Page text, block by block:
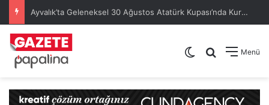
Ayvalık’ta Geleneksel 30 Ağustos Atatürk Kupası’nda Kura Heyecanı Yaşandı
Menü
Arama yap
Dış görünümü